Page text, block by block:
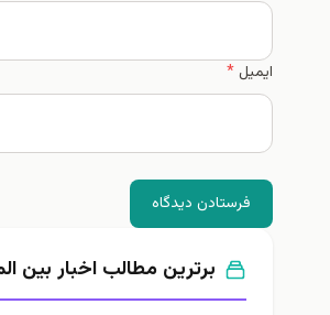
فرستادن دیدگاه
برترین مطالب اخبار بين الملل